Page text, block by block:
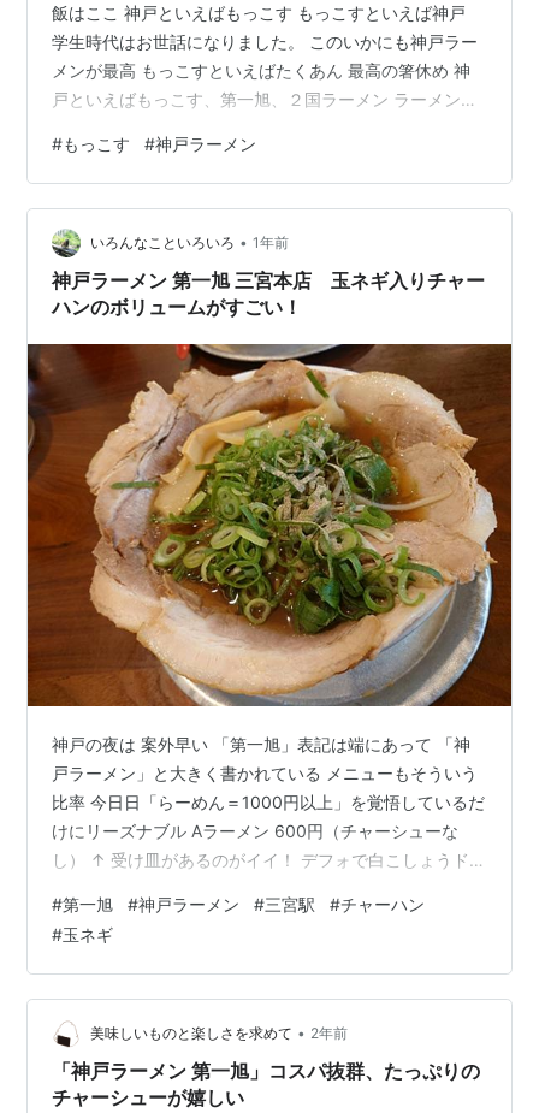
飯はここ 神戸といえばもっこす もっこすといえば神戸
学生時代はお世話になりました。 このいかにも神戸ラー
メンが最高 もっこすといえばたくあん 最高の箸休め 神
戸といえばもっこす、第一旭、２国ラーメン ラーメンた
チャーシューがうまいんだ 舞子店の朝ラーも熱いぜ
#もっこす #神戸ラーメン
いろんなこといろいろ • 1年前
神戸ラーメン 第一旭 三宮本店 玉ネギ入りチャー
ハンのボリュームがすごい！
神戸の夜は 案外早い 「第一旭」表記は端にあって 「神
戸ラーメン」と大きく書かれている メニューもそういう
比率 今日日「らーめん＝1000円以上」を覚悟しているだ
けにリーズナブル Aラーメン 600円（チャーシューな
し） ↑ 受け皿があるのがイイ！ デフォで白こしょうドバ
iroirocolorful.hatenablog.com ＆ Bラーメン 900円 肉少
なめ 840円で十分だったな 何故なら チャーハン 750
円！ お茶碗何膳分？ メニューに記載があるが 「玉子、
チャーシュー、ネギ」と更に「玉ネギ」入り ↑ これがポ
イント！ 昭和感溢れる懐かしいお味…
#第一旭 #神戸ラーメン #三宮駅 #チャーハン
#玉ネギ
美味しいものと楽しさを求めて • 2年前
「神戸ラーメン 第一旭」コスパ抜群、たっぷりの
チャーシューが嬉しい